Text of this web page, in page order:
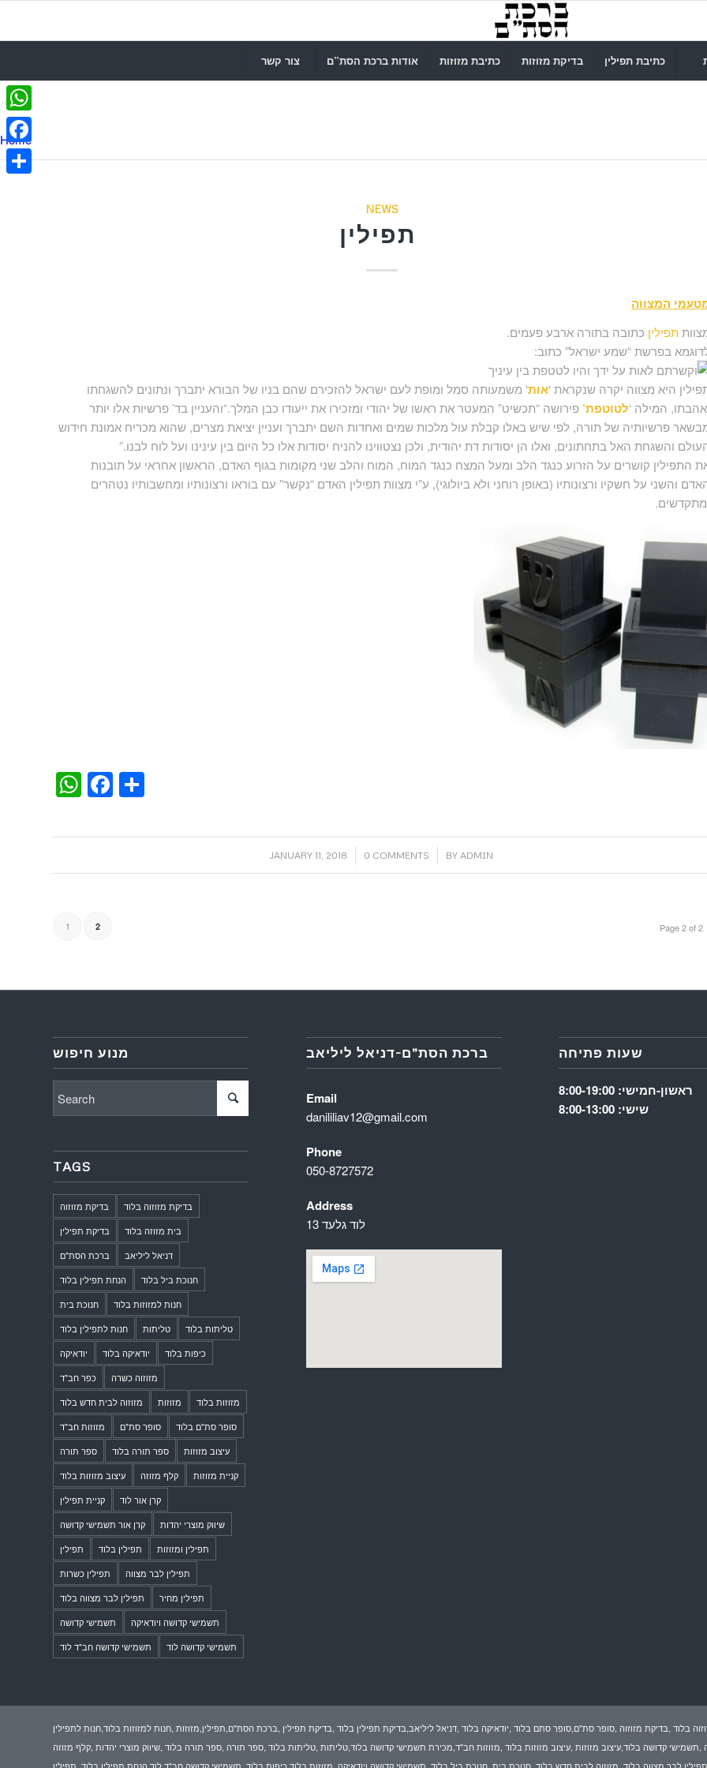
צור קשר אודות ברכת הסת”ם כתיבת מזוזות בדיקת מזוזות כתיבת תפילין
Home
NEWS
המצווה
תפילין כתובה בתורה ארבע פעמים.
בפרשת “שמע ישראל” כתוב:
היא מצווה יקרה שנקראת ‘אות‘ משמעותה סמל ומופת לעם ישראל להזכירם שהם בניו של הבורא יתברך ונתונים להשגחתו
המילה ‘לטוטפת’ פירושה “תכשיט” המעטר את ראשו של יהודי ומזכירו את ייעודו כבן המלך.“והעניין בד’ פרשיות אלו יותר
פרשיותיה של תורה, לפי שיש באלו קבלת עול מלכות שמים ואחדות השם יתברך ועניין יציאת מצרים, שהוא מכריח אמונת חידוש
והשגחת האל בתחתונים, ואלו הן יסודות דת יהודית, ולכן נצטווינו להניח יסודות אלו כל היום בין עינינו ועל לוח לבנו.”
התפילין קושרים על הזרוע כנגד הלב ומעל המצח כנגד המוח, המוח והלב שני מקומות בגוף האדם, הראשון אחראי על תובנות
והשני על חשקיו ורצונותיו (באופן רוחני ולא ביולוגי), ע”י מצוות תפילין האדם “נקשר” עם בוראו ורצונותיו ומחשבותיו נטהרים
WhatsApp
Facebook
JANUARY 11, 2018
/ 0 COMMENTS
/ BYADMIN
Page 2 of 2
1 2
מנוע חיפוש
TAGS
בדיקת מזוזוה
בדיקת מזוזוה בלוד
בדיקת תפילין
בית מזוזה בלוד
ברכת הסת"ם
דניאל ליליאב
הנחת תפילין בלוד
חנוכת ביל בלוד
חנוכת בית
חנות למזוזות בלוד
חנות לתפילין בלוד
טליתות
טליתות בלוד
יודאיקה
יודאיקה בלוד
כיפות בלוד
כפר חב"ד
מזוזוה כשרה
מזוזוה לבית חדש בלוד
מזוזות
מזוזות בלוד
מזוזות חב"ד
סופר סת"ם
סופר סת"ם בלוד
ספר תורה
ספר תורה בלוד
עיצוב מזוזות
עיצוב מזוזות בלוד
קלף מזוזה
קניית מזוזות
קניית תפילין
קרן אור לוד
קרן אור תשמישי קדושה
שיווק מוצרי יהדות
תפילין
תפילין בלוד
תפילין ומזוזות
תפילין כשרות
תפילין לבר מצווה
תפילין לבר מצווה בלוד
תפילין מחיר
תשמישי קדושה
תשמישי קדושה ויודאיקה
תשמישי קדושה חב"ד לוד
תשמישי קדושה לוד
ברכת הסת”ם-דניאל ליליאב
Email
danililiav12@gmail.com
Phone
050-8727572
Address
לוד גלעד 13
שעות פתיחה
ראשון-חמישי: 8:00-19:00
שישי: 8:00-13:00
בלוד ,בדיקת מזוזוה ,סופר סת"ם,סופר סתם בלוד ,יודאיקה בלוד ,דניאל ליליאב,בדיקת תפילין בלוד ,בדיקת תפילין ,ברכת הסת"ם,תפילין,מזוזות ,חנות למזוזות בלוד,חנות לתפילין
,תשמישי קדושה בלוד,עיצוב מזוזות ,עיצוב מזוזות בלוד ,מזוזות חב"ד,מכירת תשמישי קדושה בלוד,טליתות ,טליתות בלוד ,ספר תורה ,ספר תורה בלוד ,שיווק מוצרי יהדות ,קלף מזוזה
WhatsApp
Facebook